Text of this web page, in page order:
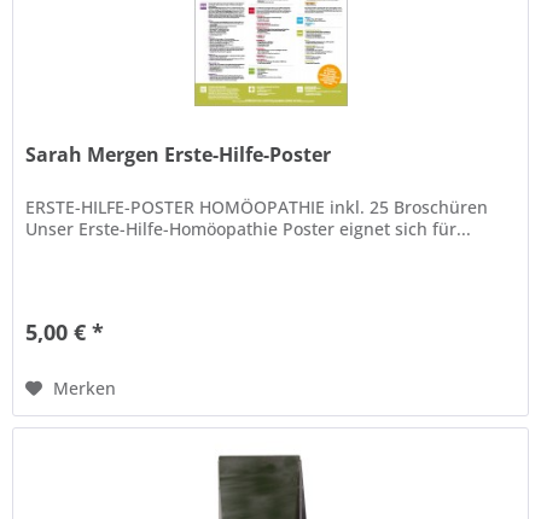
Sarah Mergen Erste-Hilfe-Poster
ERSTE-HILFE-POSTER HOMÖOPATHIE inkl. 25 Broschüren
Unser Erste-Hilfe-Homöopathie Poster eignet sich für...
5,00 € *
Merken